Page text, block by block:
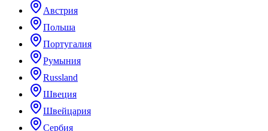
Австрия
Польша
Португалия
Румыния
Russland
Швеция
Швейцария
Сербия